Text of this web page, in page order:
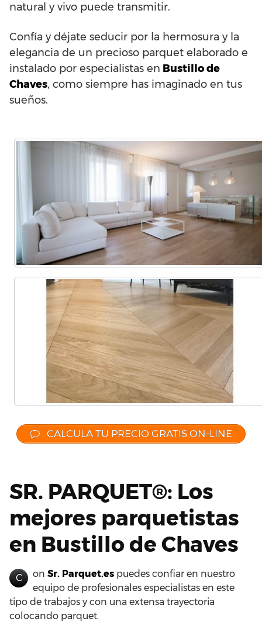
natural y vivo puede transmitir.
Confía y déjate seducir por la hermosura y la
elegancia de un precioso parquet elaborado e
instalado por especialistas en Bustillo de
Chaves, como siempre has imaginado en tus
sueños.
CALCULA TU PRECIO GRATIS ON-LINE
SR. PARQUET®: Los
mejores parquetistas
en Bustillo de Chaves
C on Sr. Parquet.es puedes confiar en nuestro
equipo de profesionales especialistas en este
tipo de trabajos y con una extensa trayectoria
colocando parquet.